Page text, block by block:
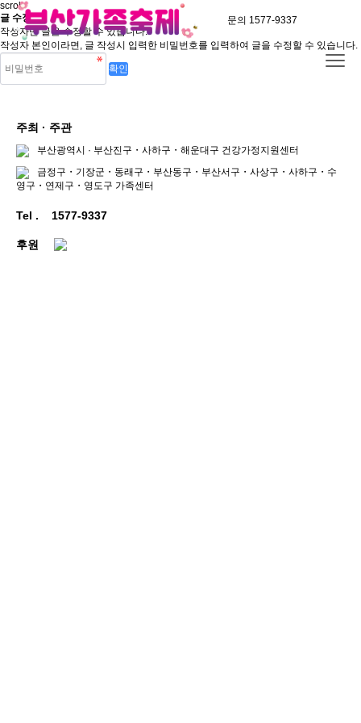
문의 1577-9337
scroll
글 수정
작성자만 글을 수정할 수 있습니다.
작성자 본인이라면, 글 작성시 입력한 비밀번호를 입력하여 글을 수정할 수 있습니다.
주최 · 주관
부산광역시 · 부산진구・사하구・해운대구 건강가정지원센터
금정구・기장군・동래구・부산동구・부산서구・사상구・사하구・수
영구・연제구・영도구 가족센터
Tel . 1577-9337
후원